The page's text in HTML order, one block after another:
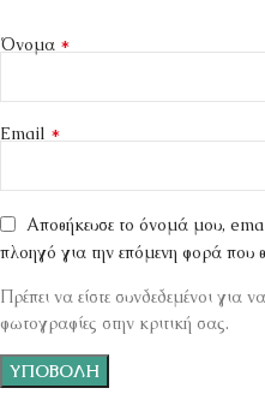
Όνομα *
Email *
Αποθήκευσε το όνομά μου,
πλοηγό για την επόμενη φορά που
Πρέπει να είστε συνδεδεμένοι για
φωτογραφίες στην κριτική σας.